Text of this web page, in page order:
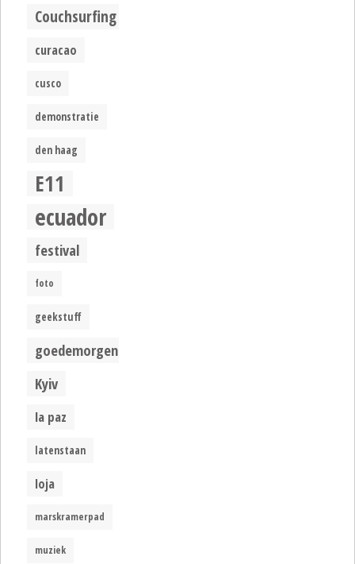
Couchsurfing
curacao
cusco
demonstratie
den haag
E11
ecuador
festival
foto
geekstuff
goedemorgen
Kyiv
la paz
latenstaan
loja
marskramerpad
muziek